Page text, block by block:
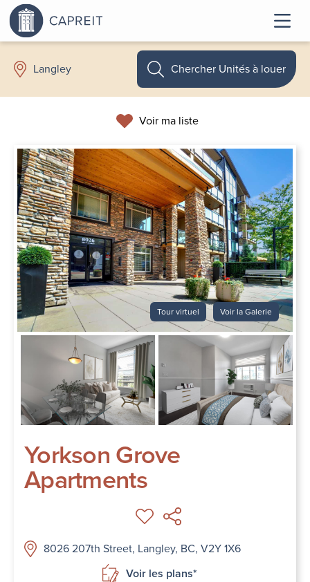
Langley
Voir ma liste
Chercher Unités à louer
Tour virtuel Voir la Galerie
Yorkson Grove
Apartments
8026 207th Street, Langley, BC, V2Y 1X6
Voir les plans*